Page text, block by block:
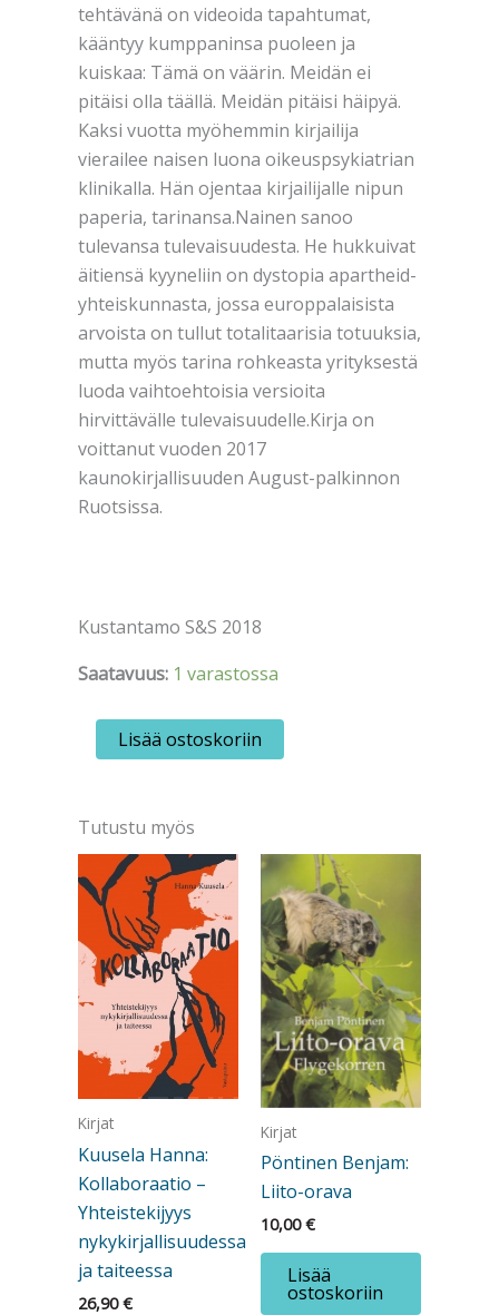
tehtävänä on videoida tapahtumat,
kääntyy kumppaninsa puoleen ja
kuiskaa: Tämä on väärin. Meidän ei
pitäisi olla täällä. Meidän pitäisi häipyä.
Kaksi vuotta myöhemmin kirjailija
vierailee naisen luona oikeuspsykiatrian
klinikalla. Hän ojentaa kirjailijalle nipun
paperia, tarinansa.Nainen sanoo
tulevansa tulevaisuudesta. He hukkuivat
äitiensä kyyneliin on dystopia apartheid-
yhteiskunnasta, jossa europpalaisista
arvoista on tullut totalitaarisia totuuksia,
mutta myös tarina rohkeasta yrityksestä
luoda vaihtoehtoisia versioita
hirvittävälle tulevaisuudelle.Kirja on
voittanut vuoden 2017
kaunokirjallisuuden August-palkinnon
Ruotsissa.
Kustantamo S&S 2018
Saatavuus: 1 varastossa
Anyuru,
Johannes:
äitiensä
kyyneliin
määrä
Lisää ostoskoriin
Tutustu myös
Kirjat
Kuusela Hanna:
Kollaboraatio –
Yhteistekijyys
nykykirjallisuudessa
ja taiteessa
26,90€
Kirjat
Pöntinen Benjam:
Liito-orava
10,00€
Lisää
ostoskoriin